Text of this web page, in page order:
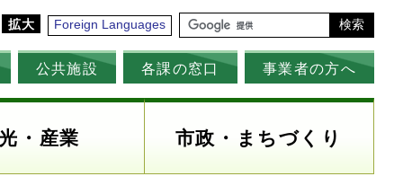
拡大 Foreign Languages 検索
公共施設 各課の窓口 事業者の方へ
・産業 市政・まちづくり